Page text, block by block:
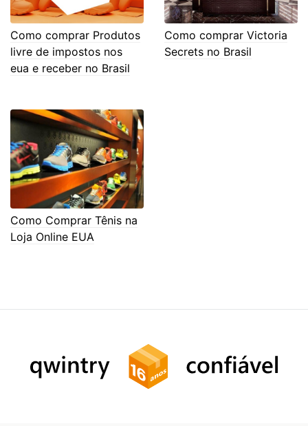
Como comprar Produtos
livre de impostos nos
eua e receber no Brasil
Como comprar Victoria
Secrets no Brasil
Como Comprar Tênis na
Loja Online EUA